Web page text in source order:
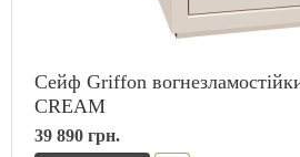
Сейф Griffon
CREAM
39 890 грн.